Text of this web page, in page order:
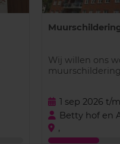
Wij willen ons
1 sep 2026 t/
Betty hof en
,